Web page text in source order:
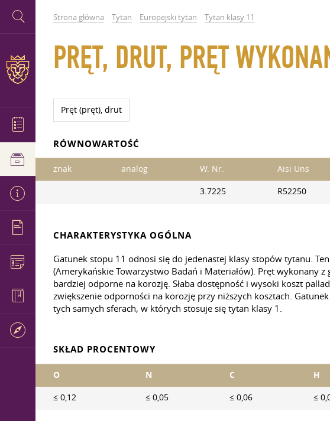
Strona główna Tytan Europejski tytan Tytan klasy 11
PRĘT, DRUT, PRĘT
Pręt (pręt), drut
RÓWNOWARTOŚĆ
znak analog W. Nr. Aisi Uns
3.7225 R52250
CHARAKTERYSTYKA OGÓLNA
Gatunek stopu 11 odnosi się do jedenastej klasy stopów tytanu.
(Amerykańskie Towarzystwo Badań i Materiałów). Pręt wykonany
bardziej odporne na korozję. Słaba dostępność i wysoki koszt
zwiększenie odporności na korozję przy niższych kosztach.
tych samych sferach, w których stosuje się tytan klasy 1.
SKŁAD PROCENTOWY
O N C H
≤ 0,12 ≤ 0,05 ≤ 0,06 ≤